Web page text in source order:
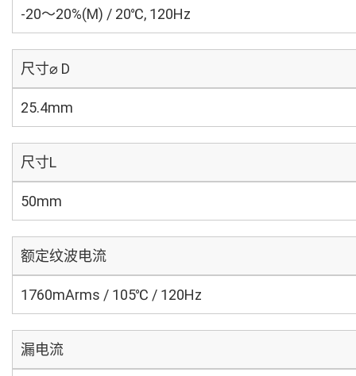
-20～20%(M) / 20℃, 120Hz
尺寸⌀ D
25.4mm
尺寸L
50mm
额定纹波电流
1760mArms / 105℃ / 120Hz
漏电流